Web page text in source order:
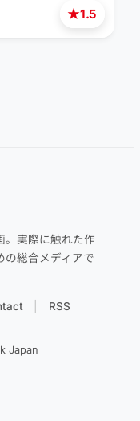
★1.5
。実際に触れた作
の総合メディアで
RSS
Japan